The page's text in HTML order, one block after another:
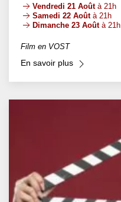
Vendredi 21 Aoûtà 21h
Samedi 22 Aoûtà 21h
Dimanche 23 Aoûtà 21h
Film en VOST
En savoir plus